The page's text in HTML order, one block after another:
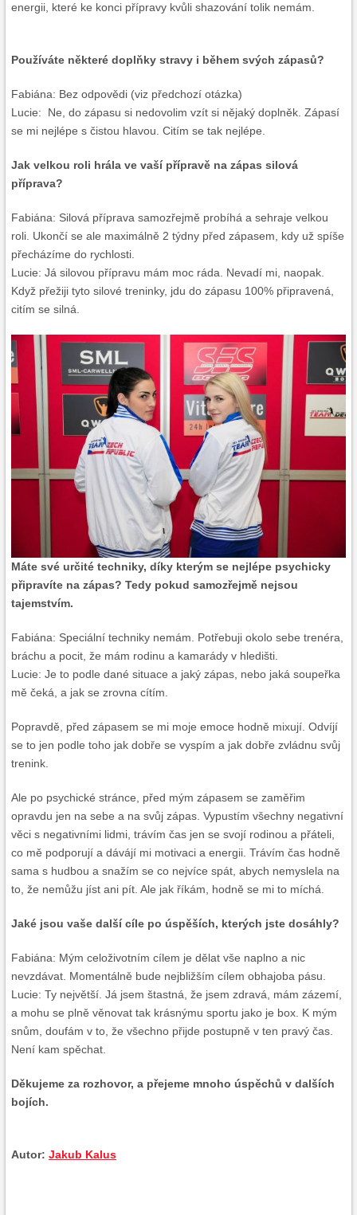
energii, které ke konci přípravy kvůli shazování tolik nemám.
Používáte některé doplňky stravy i během svých zápasů?
Fabiána: Bez odpovědi (viz předchozí otázka)
Lucie: Ne, do zápasu si nedovolim vzít si nějaký doplněk. Zápasí
se mi nejlépe s čistou hlavou. Citím se tak nejlépe.
Jak velkou roli hrála ve vaší přípravě na zápas silová
příprava?
Fabiána: Silová příprava samozřejmě probíhá a sehraje velkou
roli. Ukončí se ale maximálně 2 týdny před zápasem, kdy už spíše
přecházíme do rychlosti.
Lucie: Já silovou přípravu mám moc ráda. Nevadí mi, naopak.
Když přežiji tyto silové treninky, jdu do zápasu 100% připravená,
citím se silná.
Máte své určité techniky, díky kterým se nejlépe psychicky
připravíte na zápas? Tedy pokud samozřejmě nejsou
tajemstvím.
Fabiána: Speciální techniky nemám. Potřebuji okolo sebe trenéra,
bráchu a pocit, že mám rodinu a kamarády v hledišti.
Lucie: Je to podle dané situace a jaký zápas, nebo jaká soupeřka
mě čeká, a jak se zrovna cítím.
Popravdě, před zápasem se mi moje emoce hodně mixují. Odvíjí
se to jen podle toho jak dobře se vyspím a jak dobře zvládnu svůj
trenink.
Ale po psychické stránce, před mým zápasem se zaměřim
opravdu jen na sebe a na svůj zápas. Vypustím všechny negativní
věci s negativními lidmi, trávím čas jen se svojí rodinou a přáteli,
co mě podporují a dávájí mi motivaci a energii. Trávím čas hodně
sama s hudbou a snažím se co nejvíce spát, abych nemyslela na
to, že nemůžu jíst ani pít. Ale jak říkám, hodně se mi to míchá.
Jaké jsou vaše další cíle po úspěších, kterých jste dosáhly?
Fabiána: Mým celoživotním cílem je dělat vše naplno a nic
nevzdávat. Momentálně bude nejbližším cílem obhajoba pásu.
Lucie: Ty největší. Já jsem štastná, že jsem zdravá, mám zázemí,
a mohu se plně věnovat tak krásnýmu sportu jako je box. K mým
snům, doufám v to, že všechno přijde postupně v ten pravý čas.
Není kam spěchat.
Děkujeme za rozhovor, a přejeme mnoho úspěchů v dalších
bojích.
Autor: Jakub Kalus